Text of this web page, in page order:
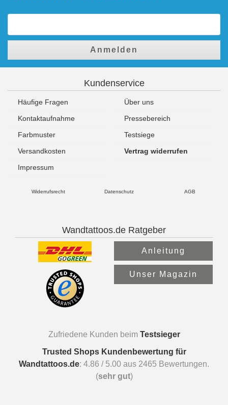
Anmelden
Kundenservice
Häufige Fragen
Über uns
Kontaktaufnahme
Pressebereich
Farbmuster
Testsiege
Versandkosten
Vertrag widerrufen
Impressum
Widerrufsrecht Datenschutz AGB
Wandtattoos.de Ratgeber
Anleitung
Unser Magazin
Zufriedene Kunden beim Testsieger
Trusted Shops Kundenbewertung für
Wandtattoos.de: 4.86 / 5.00 aus 2465 Bewertungen.
(sehr gut)